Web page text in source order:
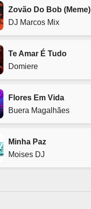
Zovão Do Bob (Meme)
DJ Marcos Mix
Te Amar É Tudo
Domiere
Flores Em Vida
Buera Magalhães
Minha Paz
Moises DJ